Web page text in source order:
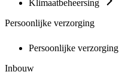
Klimaatbeheersing
Persoonlijke verzorging
Persoonlijke verzorging
Inbouw